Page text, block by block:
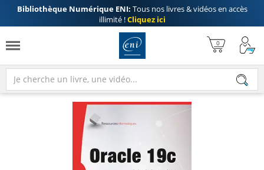
Bibliothèque Numérique ENI: Tous nos livres & vidéos en accès
illimité !Cliquez ici